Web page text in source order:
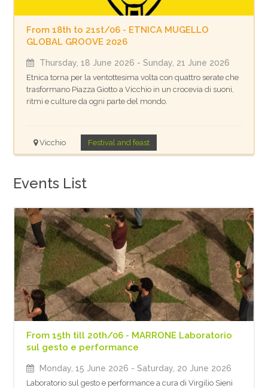
From 18th to 21st/06 - ETNICA MUGELLO
GLOBAL GROOVE 2026
Thursday, 18 June 2026 - Sunday, 21 June 2026
Etnica torna per la ventottesima volta con quattro serate che
trasformano Piazza Giotto a Vicchio in un crocevia di suoni,
ritmi e culture da ogni parte del mondo.
Vicchio Festival and feast
Events List
From 15th till 20th/06 - MARRONE Laboratorio
sul gesto e performance
Monday, 15 June 2026 - Saturday, 20 June 2026
Laboratorio sul gesto e performance a cura di Virgilio Sieni